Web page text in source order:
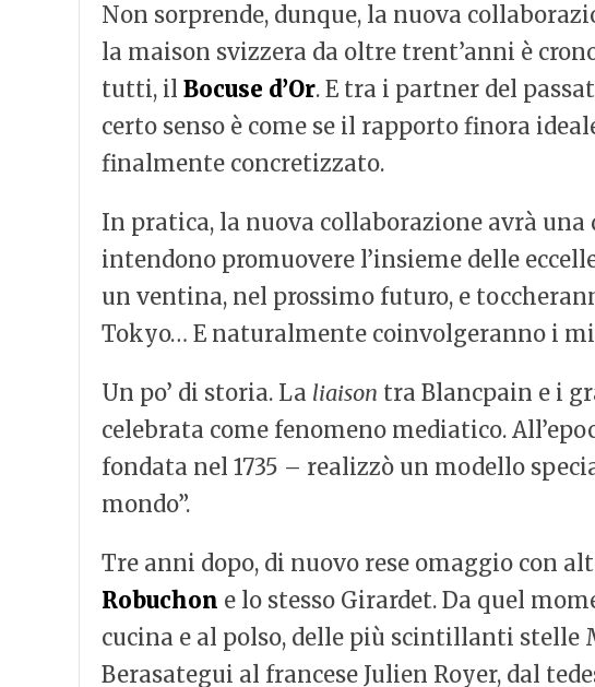
Non sorprende, dunque, la nuova
la maison svizzera da oltre trent’anni è
tutti, il Bocuse d’Or. E tra i partner del
certo senso è come se il rapporto finora
finalmente concretizzato.
In pratica, la nuova collaborazione avrà
intendono promuovere l’insieme delle
un ventina, nel prossimo futuro, e
Tokyo… E naturalmente coinvolgeranno i
Un po’ di storia. La liaison tra Blancpain e i
celebrata come fenomeno mediatico.
fondata nel 1735 – realizzò un modello
mondo”.
Tre anni dopo, di nuovo rese omaggio con
Robuchon e lo stesso Girardet. Da quel
cucina e al polso, delle più scintillanti
Berasategui al francese Julien Royer, dal